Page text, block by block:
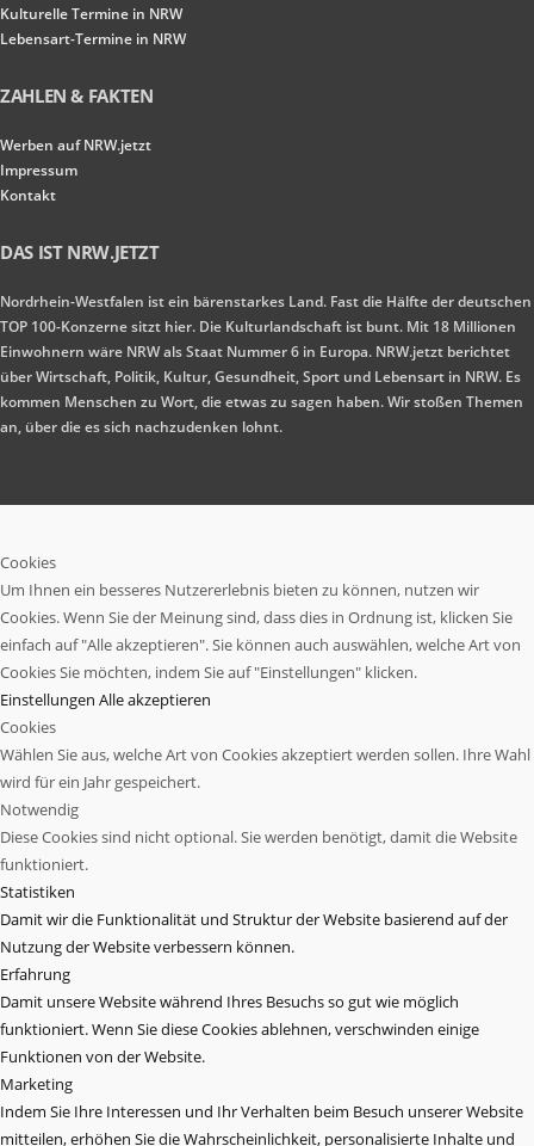
Kulturelle Termine in NRW
Lebensart-Termine in NRW
ZAHLEN & FAKTEN
Werben auf NRW.jetzt
Impressum
Kontakt
DAS IST NRW.JETZT
Nordrhein-Westfalen ist ein bärenstarkes Land. Fast die Hälfte der deutschen
TOP 100-Konzerne sitzt hier. Die Kulturlandschaft ist bunt. Mit 18 Millionen
Einwohnern wäre NRW als Staat Nummer 6 in Europa. NRW.jetzt berichtet
über Wirtschaft, Politik, Kultur, Gesundheit, Sport und Lebensart in NRW. Es
kommen Menschen zu Wort, die etwas zu sagen haben. Wir stoßen Themen
an, über die es sich nachzudenken lohnt.
Cookies
Um Ihnen ein besseres Nutzererlebnis bieten zu können, nutzen wir
Cookies. Wenn Sie der Meinung sind, dass dies in Ordnung ist, klicken Sie
einfach auf "Alle akzeptieren". Sie können auch auswählen, welche Art von
Cookies Sie möchten, indem Sie auf "Einstellungen" klicken.
Einstellungen Alle akzeptieren
Cookies
Wählen Sie aus, welche Art von Cookies akzeptiert werden sollen. Ihre Wahl
wird für ein Jahr gespeichert.
Notwendig
Diese Cookies sind nicht optional. Sie werden benötigt, damit die Website
funktioniert.
Statistiken
Damit wir die Funktionalität und Struktur der Website basierend auf der
Nutzung der Website verbessern können.
Erfahrung
Damit unsere Website während Ihres Besuchs so gut wie möglich
funktioniert. Wenn Sie diese Cookies ablehnen, verschwinden einige
Funktionen von der Website.
Marketing
Indem Sie Ihre Interessen und Ihr Verhalten beim Besuch unserer Website
mitteilen, erhöhen Sie die Wahrscheinlichkeit, personalisierte Inhalte und